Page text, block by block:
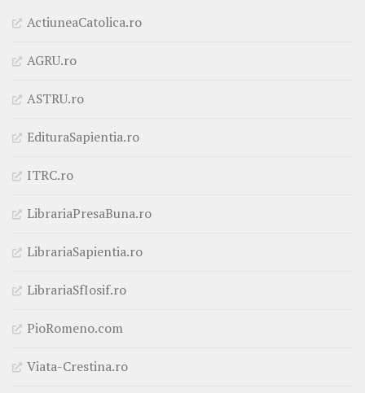
ActiuneaCatolica.ro
AGRU.ro
ASTRU.ro
EdituraSapientia.ro
ITRC.ro
LibrariaPresaBuna.ro
LibrariaSapientia.ro
LibrariaSfIosif.ro
PioRomeno.com
Viata-Crestina.ro